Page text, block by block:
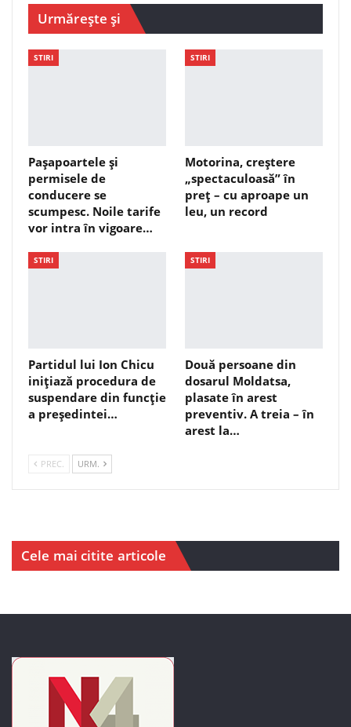
Urmărește și
STIRI
Pașapoartele și
permisele de
conducere se
scumpesc. Noile tarife
vor intra în vigoare…
STIRI
Motorina, creștere
„spectaculoasă” în
preț – cu aproape un
leu, un record
STIRI
Partidul lui Ion Chicu
inițiază procedura de
suspendare din funcție
a președintei…
STIRI
Două persoane din
dosarul Moldatsa,
plasate în arest
preventiv. A treia – în
arest la…
PREC. URM.
Cele mai citite articole